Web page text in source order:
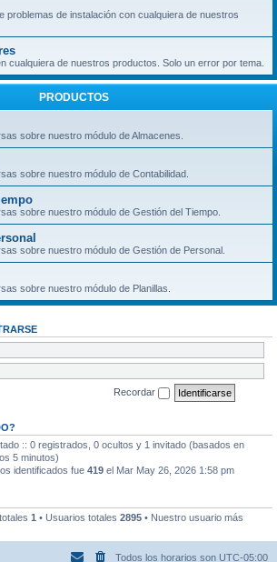
problemas de instalación con cualquiera de nuestros
cualquiera de nuestros productos. Solo un error por tema.
PRODUCTOS
sobre nuestro módulo de Almacenes.
sobre nuestro módulo de Contabilidad.
sobre nuestro módulo de Gestión del Tiempo.
sobre nuestro módulo de Gestión de Personal.
sobre nuestro módulo de Planillas.
Recordar
:: 0 registrados, 0 ocultos y 1 invitado (basados en
5 minutos)
identificados fue 419 el Mar May 26, 2026 1:58 pm
1 • Usuarios totales 2895 • Nuestro usuario más
Todos los horarios son UTC-05:00